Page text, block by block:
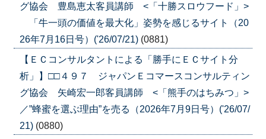
グ協会 豊島恵太客員講師 <「十勝スロウフード」>
「牛一頭の価値を最大化」姿勢を感じるサイト（20
26年7月16日号）('26/07/21) (0881)
【ＥＣコンサルタントによる「勝手にＥＣサイト分
析」】□□４９７ ジャパンＥコマースコンサルティン
グ協会 矢崎宏一郎客員講師 <「熊手のはちみつ」>
／”蜂蜜を選ぶ理由”を売る（2026年7月9日号）('26/07/
21) (0880)